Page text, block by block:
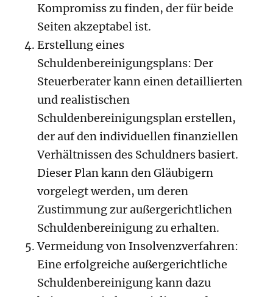
Kompromiss zu finden, der für beide
Seiten akzeptabel ist.
Erstellung eines
Schuldenbereinigungsplans: Der
Steuerberater kann einen detaillierten
und realistischen
Schuldenbereinigungsplan erstellen,
der auf den individuellen finanziellen
Verhältnissen des Schuldners basiert.
Dieser Plan kann den Gläubigern
vorgelegt werden, um deren
Zustimmung zur außergerichtlichen
Schuldenbereinigung zu erhalten.
Vermeidung von Insolvenzverfahren:
Eine erfolgreiche außergerichtliche
Schuldenbereinigung kann dazu